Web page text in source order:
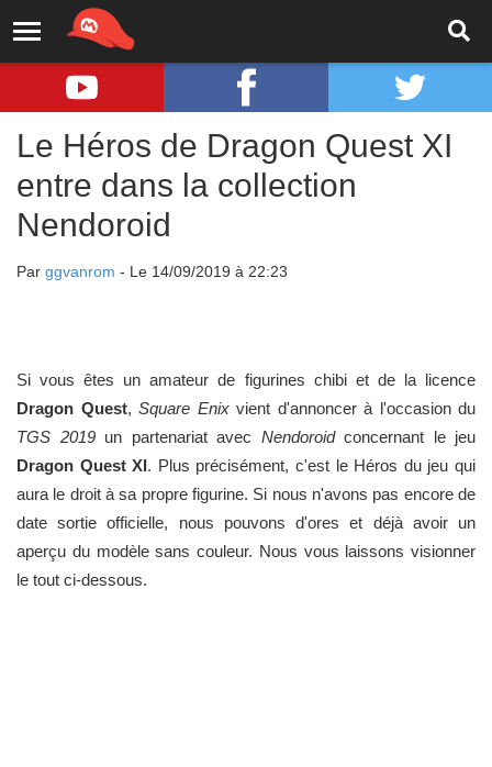
Le Héros de Dragon Quest XI
entre dans la collection
Nendoroid
Par ggvanrom - Le 14/09/2019 à 22:23
Si vous êtes un amateur de figurines chibi et de la licence
Dragon Quest, Square Enixvient d'annoncer à l'occasion du
TGS 2019un partenariat avec Nendoroidconcernant le jeu
Dragon Quest XI. Plus précisément, c'est le Héros du jeu qui
aura le droit à sa propre figurine. Si nous n'avons pas encore de
date sortie officielle, nous pouvons d'ores et déjà avoir un
aperçu du modèle sans couleur. Nous vous laissons visionner
le tout ci-dessous.